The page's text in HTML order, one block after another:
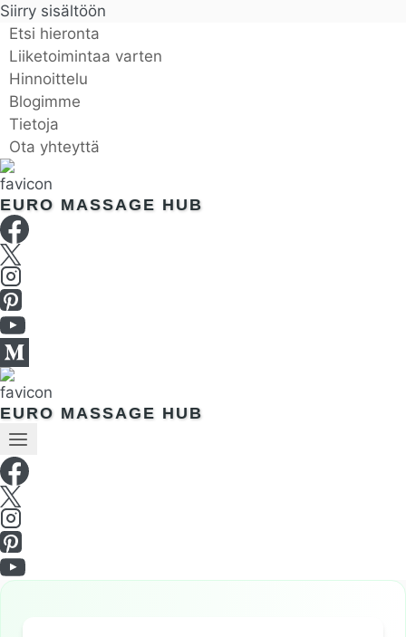
Siirry sisältöön
Etsi hieronta
Liiketoimintaa varten
Hinnoittelu
Blogimme
Tietoja
Ota yhteyttä
EURO MASSAGE HUB
EURO MASSAGE HUB